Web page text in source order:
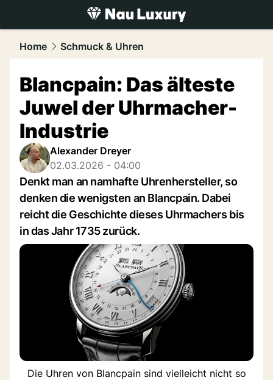
luxury.NAU.ch
Home Schmuck & Uhren
Blancpain: Das älteste
Juwel der Uhrmacher-
Industrie
Alexander Dreyer
02.03.2026 - 04:00
Denkt man an namhafte Uhrenhersteller, so
denken die wenigsten an Blancpain. Dabei
reicht die Geschichte dieses Uhrmachers bis
in das Jahr 1735 zurück.
Die Uhren von Blancpain sind vielleicht nicht so